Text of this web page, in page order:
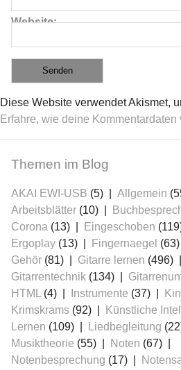
Website
Diese Website verwendet Akismet,
Erfahre, wie deine Kommentardaten
Themen im Blog
AKAI EWI-USB (5) Allgemein
Arbeitsblätter (10)
Corona (13) Eingeschoben
Ergoplay (13) Fingernaegel (63)
Gehör (81) Gitarre lernen (496)
Gitarrentechnik (134)
HTML(4) Instrumente (37)
Krimskrams (92) Künstliche
Lernen (109) Liedbegleitung
Musiktheorie (55) Noten (67)
Notenbesprechung (17)